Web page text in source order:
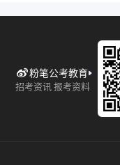
粉笔公考教育
招考资讯 报考资料